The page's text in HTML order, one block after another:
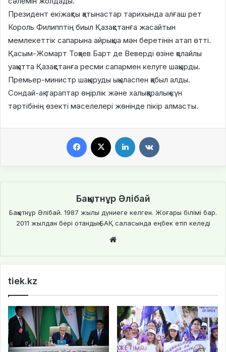
Президент екіжақты қатынастар тарихында алғаш рет
Король Филипптің биыл Қазақстанға жасайтын
мемлекеттік сапарына айрықша мән беретінін атап өтті.
Қасым-Жомарт Тоқаев Барт де Веверді өзіне қолайлы
уақытта Қазақстанға ресми сапармен келуге шақырды.
Премьер-министр шақыруды ықыласпен қабыл алды.
Сондай-ақ тараптар өңірлік және халықаралық күн
тәртібінің өзекті мәселелері жөнінде пікір алмасты.
Бақытнұр Әлібай
Бақытнұр Әлібай. 1987 жылы дүниеге келген. Жоғары білімі бар.
2011 жылдан бері отандық БАҚ саласында еңбек етіп келеді
te
tiek.kz